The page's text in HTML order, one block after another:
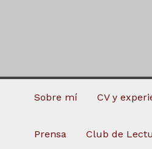
Sobre mí CV y
Prensa Club de